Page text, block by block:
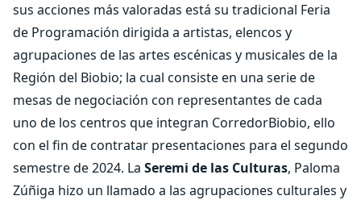
sus acciones más valoradas está su tradicional Feria
de Programación dirigida a artistas, elencos y
agrupaciones de las artes escénicas y musicales de la
Región del Biobio; la cual consiste en una serie de
mesas de negociación con representantes de cada
uno de los centros que integran CorredorBiobio, ello
con el fin de contratar presentaciones para el segundo
semestre de 2024. La Seremi de las Culturas, Paloma
Zúñiga hizo un llamado a las agrupaciones culturales y